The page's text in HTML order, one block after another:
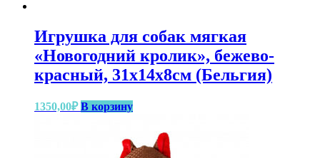
Игрушка для собак мягкая
«Новогодний кролик», бежево-
красный, 31х14х8см (Бельгия)
1350,00₽ В корзину